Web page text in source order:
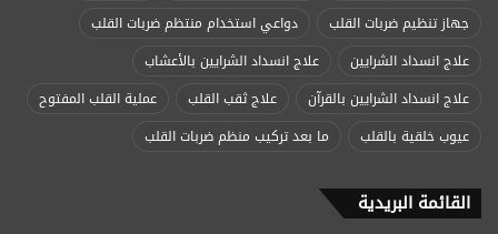
جهاز تنظيم ضربات القلب
دواعي استخدام منتظم ضربات القلب
علاج انسداد الشرايين
علاج انسداد الشرايين بالأعشاب
علاج انسداد الشرايين بالقرآن
علاج ثقب القلب
عملية القلب المفتوح
عيوب خلقية بالقلب
ما بعد تركيب منظم ضربات القلب
القائمة البريدية